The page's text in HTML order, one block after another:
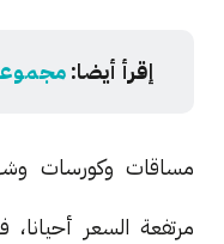
إقرأ أيضا:
مرتفعة السعر